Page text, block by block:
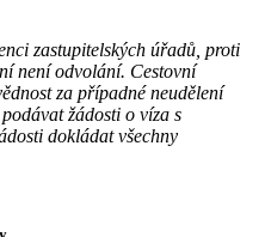
zastupitelských úřadů, proti
není odvolání. Cestovní
za případné neudělení
žádosti o víza s
dokládat všechny